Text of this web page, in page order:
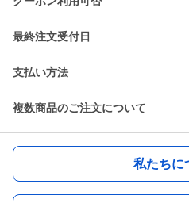
最終注文受付日
支払い方法
複数商品のご注文について
私たちに